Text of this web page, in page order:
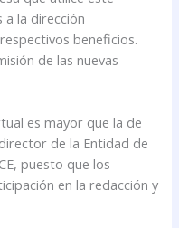
a la dirección
beneficios.
de las nuevas
es mayor que la de
de la Entidad de
puesto que los
en la redacción y